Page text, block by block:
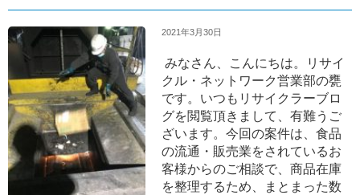
2021年3月30日
みなさん、こんにちは。リサイ
クル・ネットワーク営業部の甕
です。いつもリサイクラーブロ
グを閲覧頂きまして、有難うご
ざいます。今回の案件は、食品
の流通・販売業をされているお
客様からのご相談で、商品在庫
を整理するため、まとまった数